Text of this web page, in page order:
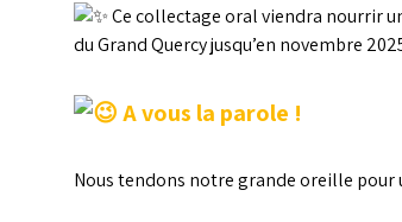
Ce collectage oral viendra nourrir
du Grand Quercy jusqu’en novembre
A vous la parole !
Nous tendons notre grande oreille pour